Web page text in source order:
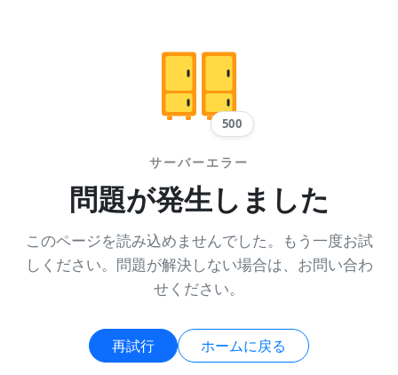
500
サーバーエラー
問題が発生しました
このページを読み込めませんでした。もう一度お試
しください。問題が解決しない場合は、お問い合わ
せください。
再試行 ホームに戻る